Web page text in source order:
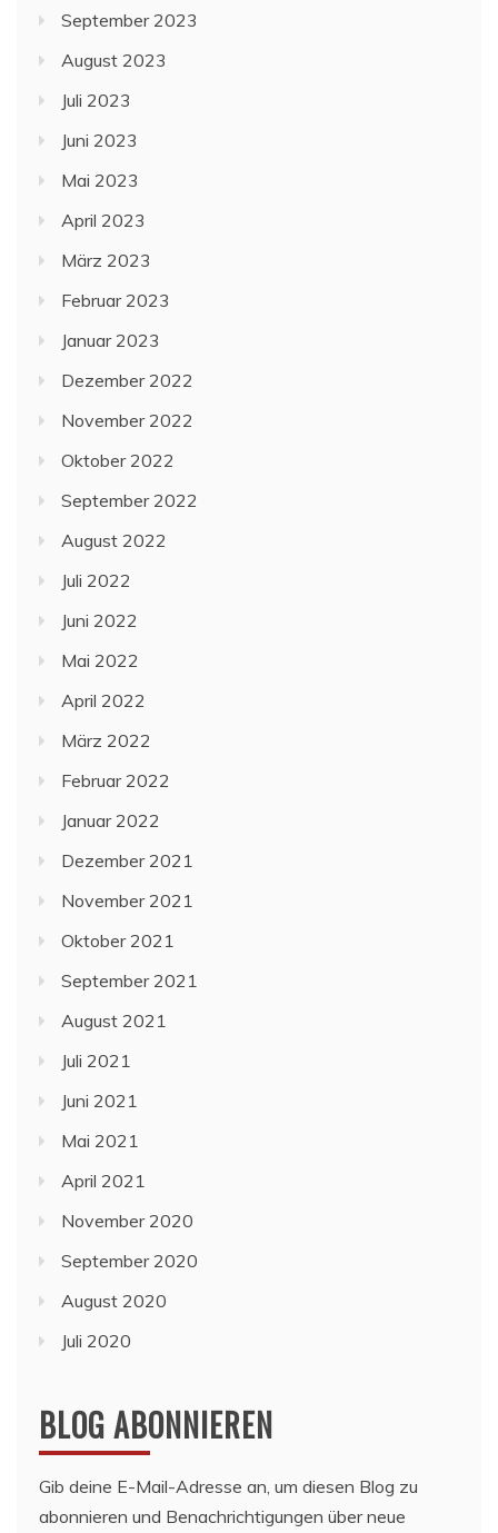
September 2023
August 2023
Juli 2023
Juni 2023
Mai 2023
April 2023
März 2023
Februar 2023
Januar 2023
Dezember 2022
November 2022
Oktober 2022
September 2022
August 2022
Juli 2022
Juni 2022
Mai 2022
April 2022
März 2022
Februar 2022
Januar 2022
Dezember 2021
November 2021
Oktober 2021
September 2021
August 2021
Juli 2021
Juni 2021
Mai 2021
April 2021
November 2020
September 2020
August 2020
Juli 2020
BLOG ABONNIEREN
Gib deine E-Mail-Adresse an, um diesen Blog zu
abonnieren und Benachrichtigungen über neue